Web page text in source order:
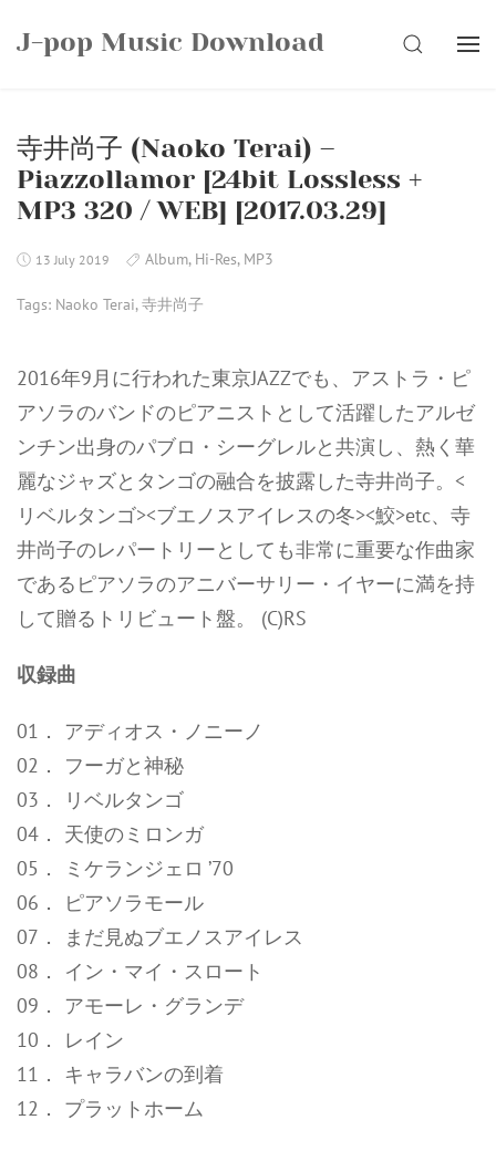
J-pop Music Download SEARCH
寺井尚子 (Naoko Terai) –
Piazzollamor [24bit Lossless +
MP3 320 / WEB] [2017.03.29]
13 July 2019 Album, Hi-Res, MP3
Tags: Naoko Terai,寺井尚子
2016年9月に行われた東京JAZZでも、アストラ・ピ
アソラのバンドのピアニストとして活躍したアルゼ
ンチン出身のパブロ・シーグレルと共演し、熱く華
麗なジャズとタンゴの融合を披露した寺井尚子。<
リベルタンゴ><ブエノスアイレスの冬><鮫>etc、寺
井尚子のレパートリーとしても非常に重要な作曲家
であるピアソラのアニバーサリー・イヤーに満を持
して贈るトリビュート盤。 (C)RS
収録曲
01． アディオス・ノニーノ
02． フーガと神秘
03． リベルタンゴ
04． 天使のミロンガ
05． ミケランジェロ ’70
06． ピアソラモール
07． まだ見ぬブエノスアイレス
08． イン・マイ・スロート
09． アモーレ・グランデ
10． レイン
11． キャラバンの到着
12． プラットホーム